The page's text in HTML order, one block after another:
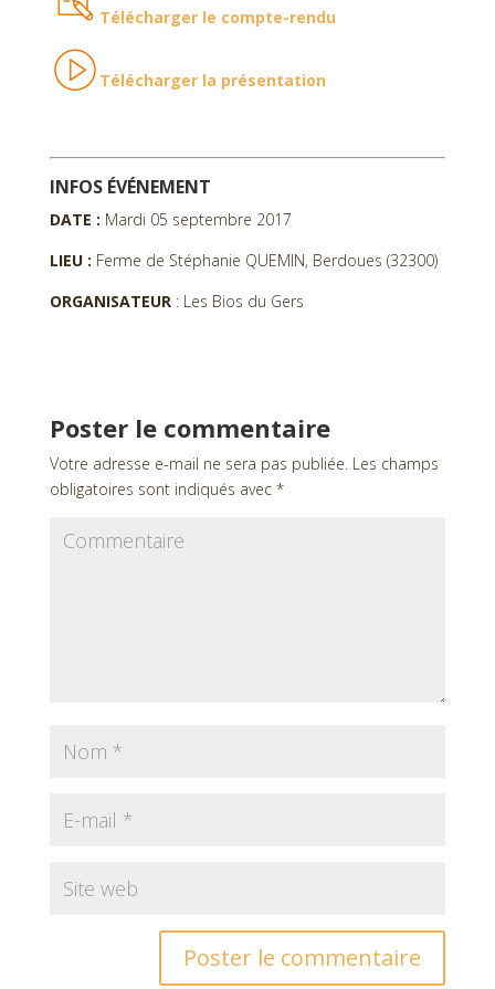
Télécharger le compte-rendu
Télécharger la présentation
INFOS ÉVÉNEMENT
DATE : Mardi 05 septembre 2017
LIEU : Ferme de Stéphanie QUEMIN, Berdoues (32300)
ORGANISATEUR : Les Bios du Gers
Poster le commentaire
Votre adresse e-mail ne sera pas publiée.Les champs
obligatoires sont indiqués avec *